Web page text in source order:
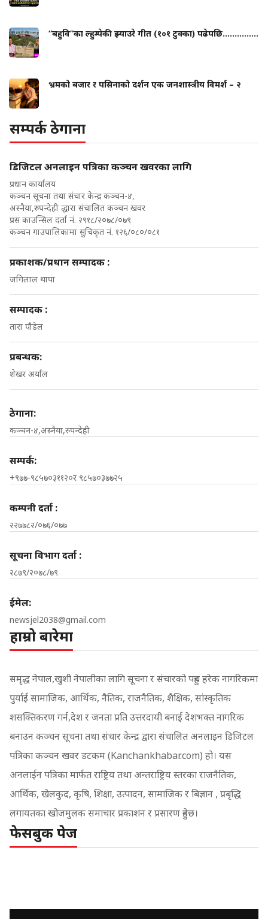
“बहुवि”का ल्हुम्पेकी झ्याउरे गीत (१०१ टुक्का) पढेपछि...............
भ्रमको बजार र पसिनाको दर्शन एक जनशास्त्रीय विमर्श – २
सम्पर्क ठेगाना
डिजिटल अनलाइन पत्रिका कञ्चन खवरका लागि
प्रधान कार्यालय
कञ्चन सूचना तथा संचार केन्द्र कञ्चन-४,
अस्नैया,रुपन्देही द्धारा संचालित कञ्चन खवर
प्रस काउन्सिल दर्ता नं. २९१८/२०७८/०७९
कञ्चन गाउपालिकामा सुचिकृत नं. १२६/०८०/०८१
प्रकाशक/प्रधान सम्पादक :
जगिलाल थापा
सम्पादक :
तारा पौडेल
प्रबन्धक:
शेखर अर्याल
ठेगाना:
कञ्चन-४,अस्नैया,रुपन्देही
सम्पर्क:
+९७७-९८५७०३११२०र ९८५७०३७७२५
कम्पनी दर्ता :
२२७७८२/०७६/०७७
सूचना विभाग दर्ता :
२८७९/२०७८/७९
ईमेल:
newsjel2038@gmail.com
हाम्रो बारेमा
समृद्ध नेपाल,खुशी नेपालीका लागि सूचना र संचारको पहुच हरेक नागरिकमा
पुर्याई सामाजिक, आर्थिक, नैतिक, राजनैतिक, शैक्षिक, सांस्कृतिक
शसक्तिकरण गर्न,देश र जनता प्रति उत्तरदायी बनाई देशभक्त नागरिक
बनाउन कञ्चन सूचना तथा संचार केन्द्र द्वारा संचालित अनलाइन डिजिटल
पत्रिका कञ्चन खवर डटकम (Kanchankhabar.com) हो। यस
अनलाईन पत्रिका मार्फत राष्ट्रिय तथा अन्तराष्ट्रिय स्तरका राजनैतिक,
आर्थिक, खेलकुद, कृषि, शिक्षा, उत्पादन, सामाजिक र बिज्ञान , प्रबृद्धि
लगायतका खोजमुलक समाचार प्रकाशन र प्रसारण हुनेछ।
फेसबुक पेज